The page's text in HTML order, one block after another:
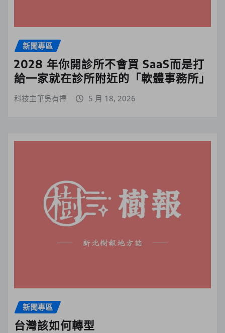
新聞專區
2028 年你開診所不會買 SaaS而是打
給一家就在診所附近的「軟體事務所」
科技主筆吳有擇 5 月 18, 2026
新聞專區
台灣該如何轉型